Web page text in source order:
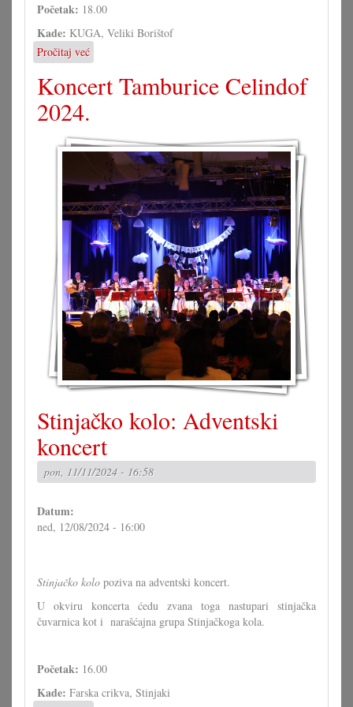
Početak: 18.00
Kade: KUGA, Veliki Borištof
Pročitaj već
Dodiljenje
Karallove
nagrade
Koncert Tamburice Celindof
2024.
Stinjačko kolo: Adventski
koncert
pon, 11/11/2024 - 16:58
Datum:
ned, 12/08/2024 - 16:00
Stinjačko kolo poziva na adventski koncert.
U okviru koncerta ćedu zvana toga nastupari stinjačka
čuvarnica kot i narašćajna grupa Stinjačkoga kola.
Početak: 16.00
Kade: Farska crikva, Stinjaki